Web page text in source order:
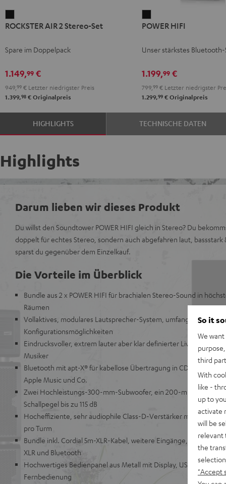
AIR
Stereo-
Schwarz
ROCKSTER AIR 2 Stereo-Set
Spare im Doppelpack
1.149,99 €
949, 99 € Letzter niedrigster Preis
1.399,98 € Originalpreis
HIFI
POWER HIFI
Unser stärkstes Bluetooth-
1.199,99€
799, 99€Letzter niedrigster
1.299,99€Originalpreis
HIGHLIGHTS TECHNISCHE DATEN
Highlights
Darum lieben wir dieses Produkt
Du willst den Soundtower POWER HIFI gleich in Stereo? Du
doppelt für echtes Stereo, sondern auch abgefahren laut, bassstark
sparst du gegenüber dem Einzelkauf.
Die Vorteile im Überblick
Bundle aus 2 x POWER HIFI für brachialen Stereo-Sound in
Räumen
Vollaktives, modulares Lautsprecher-System, umfangreiche
Konfigurationsmöglichkeiten
Eindrucksvoller, extrem lauter aber klar definierter Live-Sound
Musiker
Bluetooth mit apt-X® für kabellose Übertragung in CD-ähnlicher
Apple Music und Co.
Zwei Hochleistungs-300-mm-Subwoofer, ein 200-mm-
Schallpegel bis zu 115 dB
Hocheffiziente, sehr audiophile Class-D-Verstärker mit einer
pro Turm
Bundle inkl. Cordial 5m-XLR-Kabel, weitere Eingänge, Auto-On-
XLR und Bluetooth
Hochwertiges Bedienpanel aus Metall mit Display, USB-
Fernbedienung
So it
We
third
With
like -
up to
activate
will be
relevant
the
"Accept